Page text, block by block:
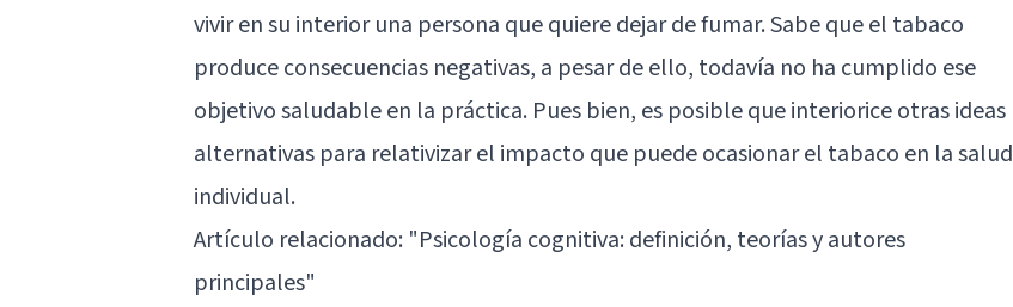
vivir en su interior una persona que quiere dejar de fumar. Sabe que el tabaco
produce consecuencias negativas, a pesar de ello, todavía no ha cumplido ese
objetivo saludable en la práctica. Pues bien, es posible que interiorice otras ideas
alternativas para relativizar el impacto que puede ocasionar el tabaco en la salud
individual.
Artículo relacionado: "Psicología cognitiva: definición, teorías y autores
principales"